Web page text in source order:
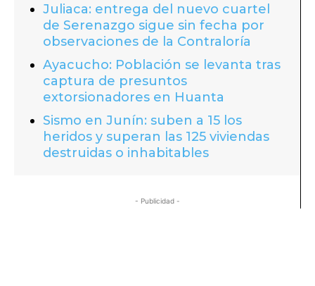
Juliaca: entrega del nuevo cuartel
de Serenazgo sigue sin fecha por
observaciones de la Contraloría
Ayacucho: Población se levanta tras
captura de presuntos
extorsionadores en Huanta
Sismo en Junín: suben a 15 los
heridos y superan las 125 viviendas
destruidas o inhabitables
- Publicidad -